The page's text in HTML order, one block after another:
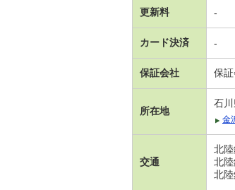
更新料 -
カード決済 -
保証会社 保
所在地
石川
金
交通
北
北
北